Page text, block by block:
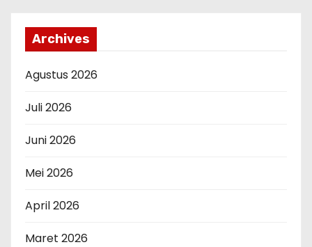
Archives
Agustus 2026
Juli 2026
Juni 2026
Mei 2026
April 2026
Maret 2026